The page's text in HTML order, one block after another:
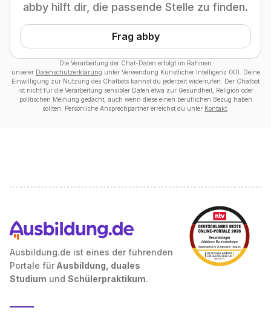
abby hilft dir, die passende Stelle zu finden.
Frag abby
Die Verarbeitung der Chat-Daten erfolgt im Rahmen
unserer Datenschutzerklärung unter Verwendung Künstlicher Intelligenz (KI). Deine
Einwilligung zur Nutzung des Chatbots kannst du jederzeit widerrufen. Der Chatbot
ist nicht für die Verarbeitung sensibler Daten etwa zur Gesundheit, Religion oder
politischen Meinung gedacht, auch wenn diese einen beruflichen Bezug haben
sollten. Persönliche Ansprechpartner erreichst du unter Kontakt
Ausbildung.de ist eines der führenden
Portale für Ausbildung, duales
Studium und Schülerpraktikum.